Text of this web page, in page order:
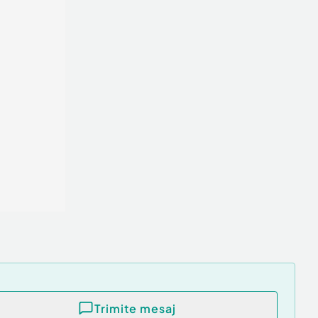
Trimite mesaj